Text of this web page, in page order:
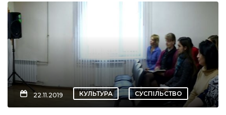
новини
22.11.2019 КУЛЬТУРА СУСПІЛЬСТВО